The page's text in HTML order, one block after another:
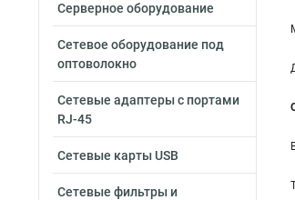
Серверное оборудование
Сетевое оборудование под
оптоволокно
Сетевые адаптеры с портами
RJ-45
Сетевые карты USB
Сетевые фильтры и